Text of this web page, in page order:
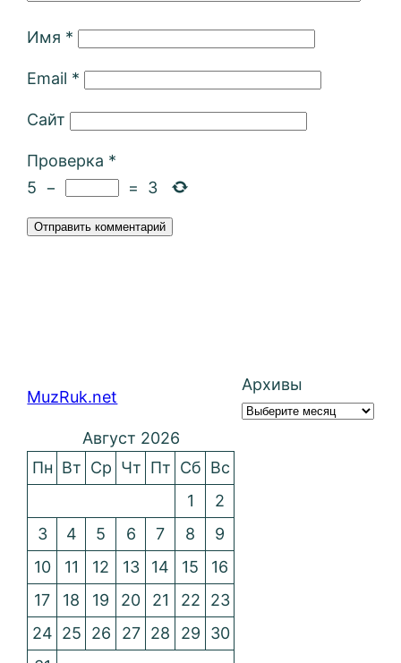
Имя *
Email *
Сайт
Проверка *
5 − = 3
MuzRuk.net
Архивы
Август 2026
Пн Вт Ср Чт Пт Сб Вс
1
2
3
4 5 6 7 8
9
10
11 12 13 14 15
16
17
18 19 20 21 22
23
24 25 26 27 28 29
30